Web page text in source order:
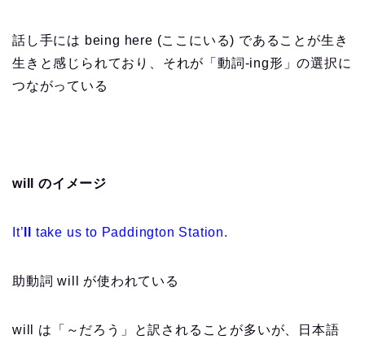
話し手には being here (ここにいる) であることが生き
生きと感じられており、それが「動詞-ing形」の選択に
つながっている
will のイメージ
It’ take us to Paddington Station.
助動詞 will が使われている
will は「～だろう」と訳されることが多いが、日本語